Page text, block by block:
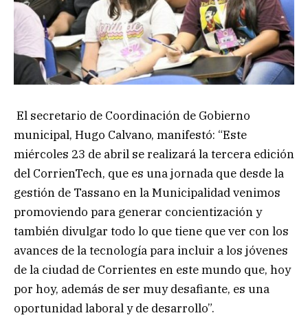
El secretario de Coordinación de Gobierno
municipal, Hugo Calvano, manifestó: “Este
miércoles 23 de abril se realizará la tercera edición
del CorrienTech, que es una jornada que desde la
gestión de Tassano en la Municipalidad venimos
promoviendo para generar concientización y
también divulgar todo lo que tiene que ver con los
avances de la tecnología para incluir a los jóvenes
de la ciudad de Corrientes en este mundo que, hoy
por hoy, además de ser muy desafiante, es una
oportunidad laboral y de desarrollo”.